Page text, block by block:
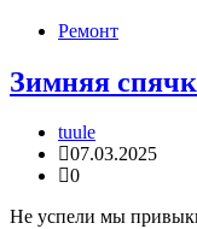
Ремонт
Зимняя
tuule
07.03.2025
0
Не успели мы